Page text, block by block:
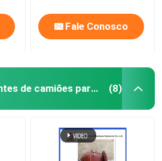
Fale Conosco
Peças sobressalentes de camiões para mistura de betão (8)